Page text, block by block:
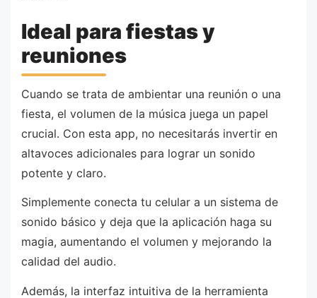
Ideal para fiestas y
reuniones
Cuando se trata de ambientar una reunión o una
fiesta, el volumen de la música juega un papel
crucial. Con esta app, no necesitarás invertir en
altavoces adicionales para lograr un sonido
potente y claro.
Simplemente conecta tu celular a un sistema de
sonido básico y deja que la aplicación haga su
magia, aumentando el volumen y mejorando la
calidad del audio.
Además, la interfaz intuitiva de la herramienta